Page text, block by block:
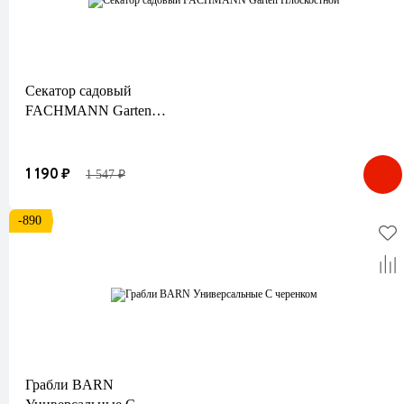
Секатор садовый
FACHMANN Garten
1 190 ₽ 1 547 ₽
-890
Грабли BARN